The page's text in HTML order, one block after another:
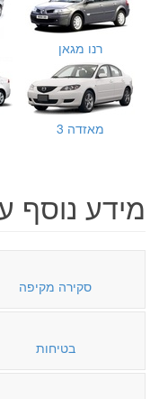
רנו מגאן
מאזדה 3
מידע נוסף
סקירה מקיפה
בטיחות